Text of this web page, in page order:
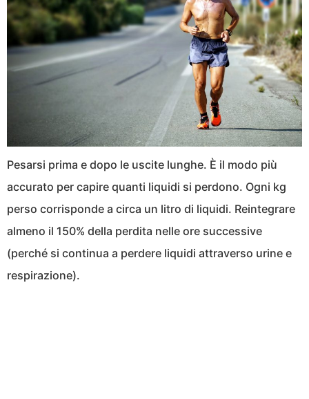
Pesarsi prima e dopo le uscite lunghe. È il modo più
accurato per capire quanti liquidi si perdono. Ogni kg
perso corrisponde a circa un litro di liquidi. Reintegrare
almeno il 150% della perdita nelle ore successive
(perché si continua a perdere liquidi attraverso urine e
respirazione).